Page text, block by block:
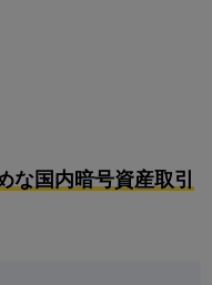
な国内暗号資産取引